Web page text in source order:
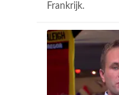
Frankrijk.